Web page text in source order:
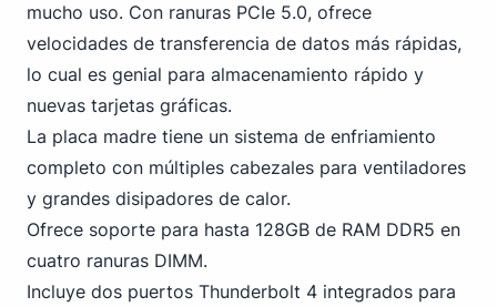
mucho uso. Con ranuras PCIe 5.0, ofrece
velocidades de transferencia de datos más rápidas,
lo cual es genial para almacenamiento rápido y
nuevas tarjetas gráficas.
La placa madre tiene un sistema de enfriamiento
completo con múltiples cabezales para ventiladores
y grandes disipadores de calor.
Ofrece soporte para hasta 128GB de RAM DDR5 en
cuatro ranuras DIMM.
Incluye dos puertos Thunderbolt 4 integrados para